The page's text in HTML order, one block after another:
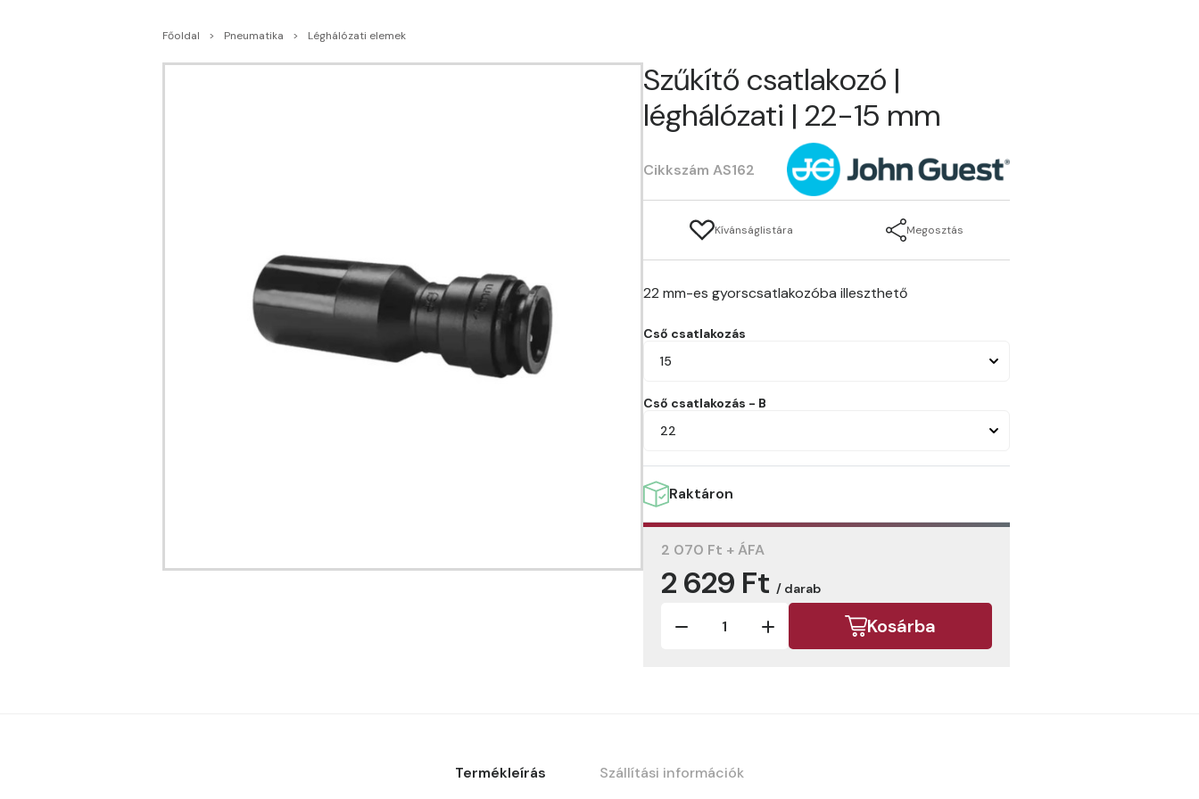
Főoldal Pneumatika Léghálózati elemek
Szűkítő csatlakozó |
léghálózati | 22-15 mm
Cikkszám AS162
Kívánságlistára Megosztás
22 mm-es gyorscsatlakozóba illeszthető
Cső csatlakozás
15
Cső csatlakozás - B
22
Raktáron
2 070 Ft + ÁFA
2 629 Ft / darab
Kosárba
Termékleírás Szállítási információk